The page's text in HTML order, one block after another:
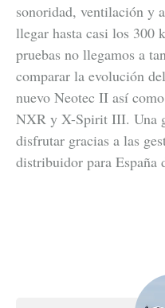
sonoridad, ventilación y
llegar hasta casi los 300
pruebas no llegamos a
comparar la evolución
nuevo Neotec II así
NXR y X-Spirit III. Una
disfrutar gracias a las
distribuidor para España